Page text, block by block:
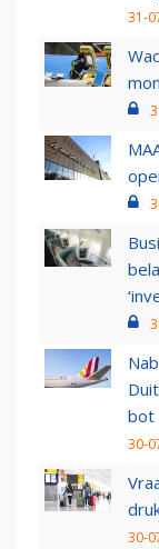
31-
bot
30-
30-